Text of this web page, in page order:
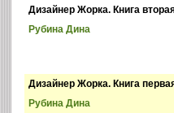
Дизайнер Жорка. Книга
Рубина Дина
Дизайнер Жорка. Книга
Рубина Дина